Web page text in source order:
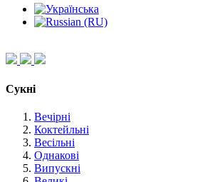
Сукні
Вечірні
Коктейльні
Весільні
Однакові
Випускні